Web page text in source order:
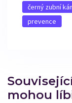
černý zubní
prevence
mohou